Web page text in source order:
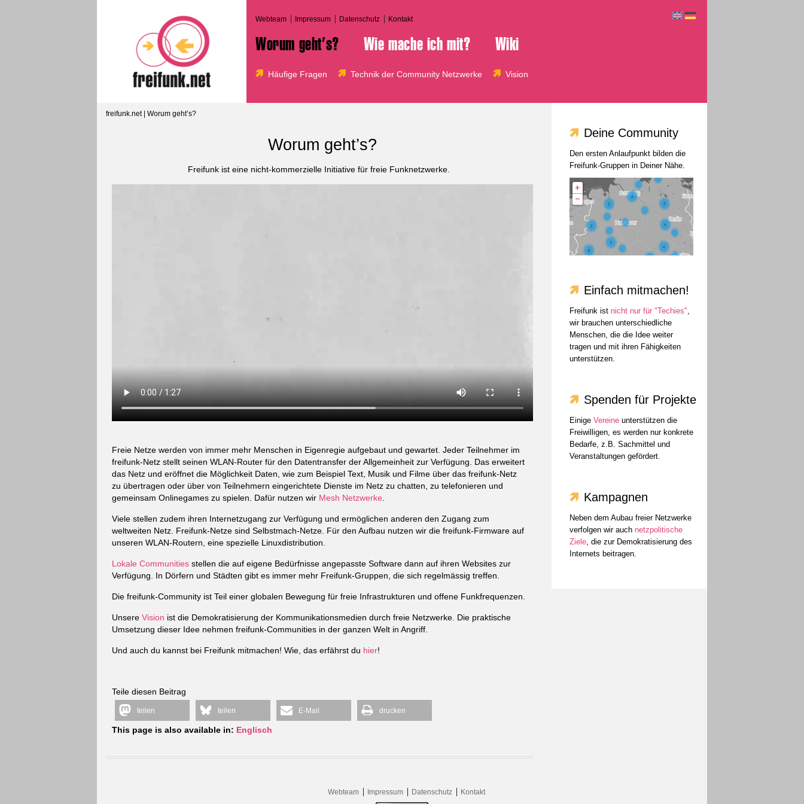
Webteam Impressum Datenschutz Kontakt
Worum geht’s? Wie mache ich mit? Wiki
Häufige Fragen Technik der Community Netzwerke Vision
freifunk.net| Worum geht’s?
Worum geht’s?
Freifunk ist eine nicht-kommerzielle Initiative für freie Funknetzwerke.
Freie Netze werden von immer mehr Menschen in Eigenregie aufgebaut und gewartet. Jeder Teilnehmer im
freifunk-Netz stellt seinen WLAN-Router für den Datentransfer der Allgemeinheit zur Verfügung. Das erweitert
das Netz und eröffnet die Möglichkeit Daten, wie zum Beispiel Text, Musik und Filme über das freifunk-Netz
zu übertragen oder über von Teilnehmern eingerichtete Dienste im Netz zu chatten, zu telefonieren und
gemeinsam Onlinegames zu spielen. Dafür nutzen wir Mesh Netzwerke
Viele stellen zudem ihren Internetzugang zur Verfügung und ermöglichen anderen den Zugang zum
weltweiten Netz. Freifunk-Netze sind Selbstmach-Netze. Für den Aufbau nutzen wir die freifunk-Firmware auf
unseren WLAN-Routern, eine spezielle Linuxdistribution.
Lokale Communities stellen die auf eigene Bedürfnisse angepasste Software dann auf ihren Websites zur
Verfügung. In Dörfern und Städten gibt es immer mehr Freifunk-Gruppen, die sich regelmässig treffen.
Die freifunk-Community ist Teil einer globalen Bewegung für freie Infrastrukturen und offene Funkfrequenzen.
Unsere Vision ist die Demokratisierung der Kommunikationsmedien durch freie Netzwerke. Die praktische
Umsetzung dieser Idee nehmen freifunk-Communities in der ganzen Welt in Angriff.
Und auch du kannst bei Freifunk mitmachen! Wie, das erfährst du hier!
Teile diesen Beitrag
teilen teilen E-Mail drucken
This page is also available in: Englisch
Deine Community
Den ersten Anlaufpunkt bilden die
Freifunk-Gruppen in Deiner Nähe.
Einfach mitmachen!
Freifunk ist nicht nur für "Techies",
wir brauchen unterschiedliche
Menschen, die die Idee weiter
tragen und mit ihren Fähigkeiten
unterstützen.
Spenden für Projekte
Einige Vereine unterstützen die
Freiwilligen, es werden nur konkrete
Bedarfe, z.B. Sachmittel und
Veranstaltungen gefördert.
Kampagnen
Neben dem Aubau freier Netzwerke
verfolgen wir auch netzpolitische
Ziele, die zur Demokratisierung des
Internets beitragen.
Webteam Impressum Datenschutz Kontakt